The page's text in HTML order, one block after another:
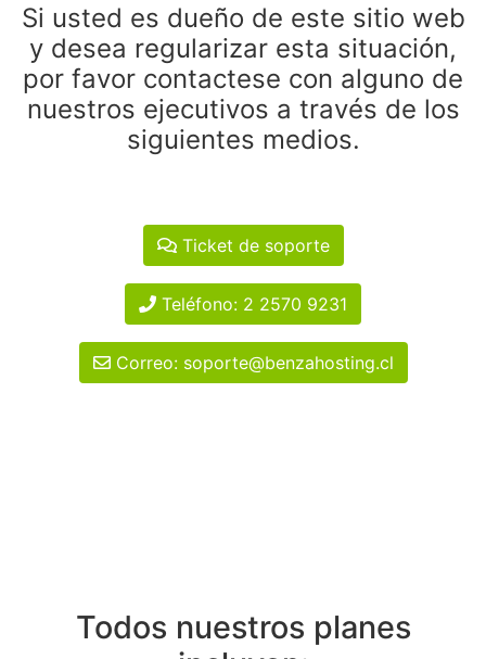
Si usted es dueño de este sitio web
y desea regularizar esta situación,
por favor contactese con alguno de
nuestros ejecutivos a través de los
siguientes medios.
Ticket de soporte
Teléfono: 2 2570 9231
Correo: soporte@benzahosting.cl
Todos nuestros planes